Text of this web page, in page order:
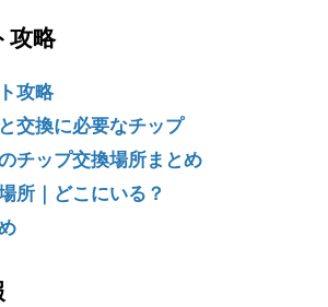
攻略
攻略
交換に必要なチップ
チップ交換場所まとめ
所｜どこにいる？